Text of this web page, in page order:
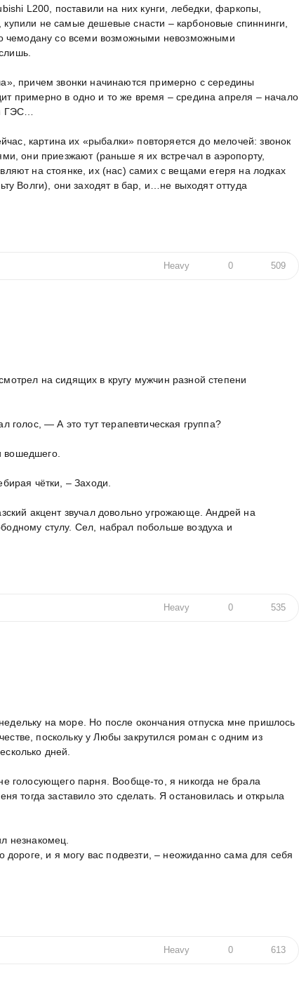
L200, поставили на них кунги, лебедки, фаркопы,
не самые дешевые снасти – карбоновые спиннинги,
чемодану со всеми возможными невозможными
причем звонки начинаются примерно с середины
примерно в одно и то же время – средина апреля – начало
ГЭС…
картина их «рыбалки» повторяется до мелочей: звонок
они приезжают (раньше я их встречал в аэропорту,
на стоянке, их (нас) самих с вещами егеря на лодках
Волги), они заходят в бар, и…не выходят оттуда
Heavy 0 509
на сидящих в кругу мужчин разной степени
— А это тут терапевтическая группа?
вошедшего.
чётки, – Заходи.
акцент звучал довольно угрожающе. Андрей на
стулу. Сел, набрал побольше воздуха и
Heavy 0 535
на море. Но после окончания отпуска мне пришлось
поскольку у Любы закрутился роман с одним из
дней.
голосующего парня. Вообще-то, я никогда не брала
тогда заставило это сделать. Я остановилась и открыла
незнакомец.
и я могу вас подвезти, – неожиданно сама для себя
Heavy 0 613